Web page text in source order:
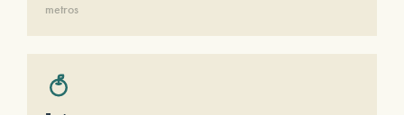
metros